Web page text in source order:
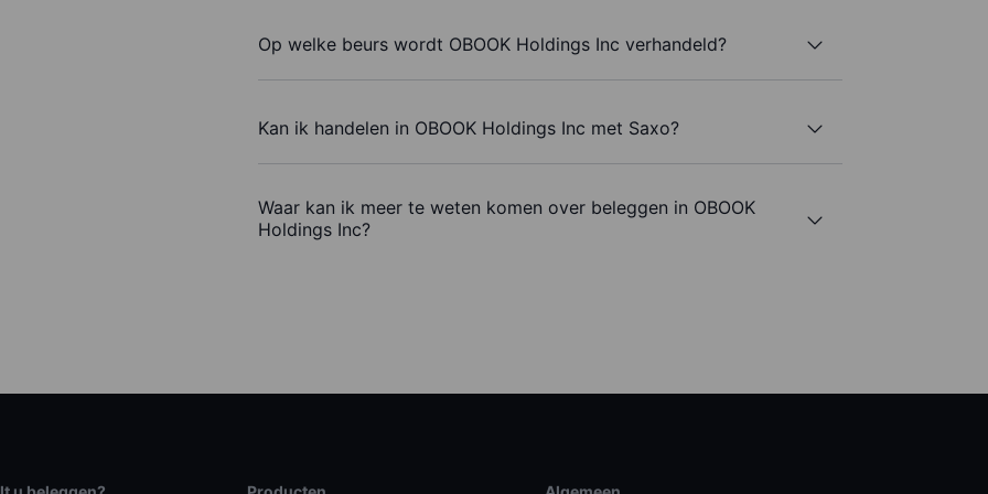
Op welke beurs wordt OBOOK Holdings Inc verhandeld?
Kan ik handelen in OBOOK Holdings Inc met Saxo?
Waar kan ik meer te weten komen over beleggen in OBOOK
Holdings Inc?